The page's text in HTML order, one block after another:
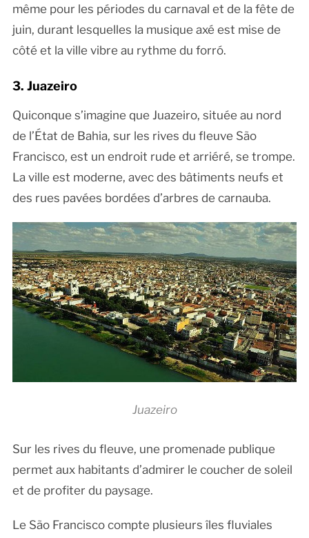
même pour les périodes du carnaval et de la fête de
juin, durant lesquelles la musique axé est mise de
côté et la ville vibre au rythme du forró.
3. Juazeiro
Quiconque s’imagine que Juazeiro, située au nord
de l’État de Bahia, sur les rives du fleuve São
Francisco, est un endroit rude et arriéré, se trompe.
La ville est moderne, avec des bâtiments neufs et
des rues pavées bordées d’arbres de carnauba.
Juazeiro
Sur les rives du fleuve, une promenade publique
permet aux habitants d’admirer le coucher de soleil
et de profiter du paysage.
Le São Francisco compte plusieurs îles fluviales